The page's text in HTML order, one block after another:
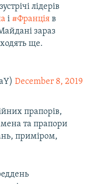
лідерів
і #Франція в
зараз
ще.
December 8, 2019
прапорів,
та прапори
приміром,